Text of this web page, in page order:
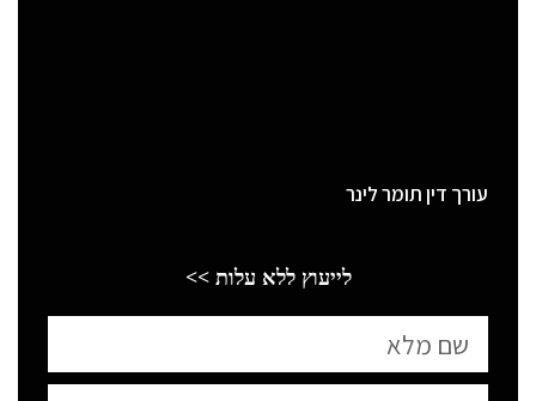
עורך דין תומר לינר
לייעוץ ללא עלות >>